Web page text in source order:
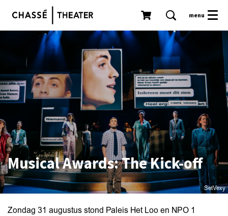
menu
SetVexy
Musical Awards: The Kick-off
Zondag 31 augustus stond Paleis Het Loo en NPO 1